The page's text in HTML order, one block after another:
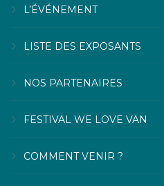
L’ÉVÉNEMENT
LISTE DES EXPOSANTS
NOS PARTENAIRES
FESTIVAL WE LOVE VAN
COMMENT VENIR ?